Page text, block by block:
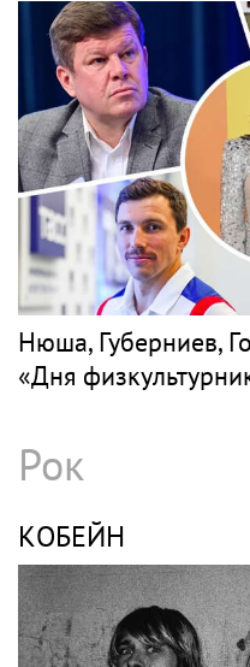
Нюша, Губерниев,
«Дня
Рок
КОБЕЙН